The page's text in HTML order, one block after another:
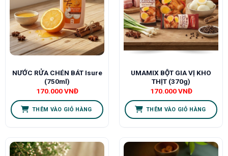
NƯỚC RỬA CHÉN BÁT Isure
(750ml)
170.000VNĐ
THÊM VÀO GIỎ HÀNG
UMAMIX BỘT GIA VỊ KHO
THỊT (370g)
170.000VNĐ
THÊM VÀO GIỎ HÀNG